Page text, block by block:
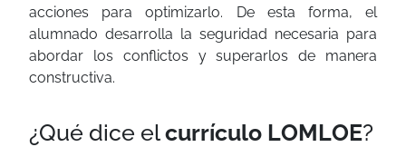
acciones para optimizarlo. De esta forma, el
alumnado desarrolla la seguridad necesaria para
abordar los conflictos y superarlos de manera
constructiva.
¿Qué dice elcurrículo LOMLOE?